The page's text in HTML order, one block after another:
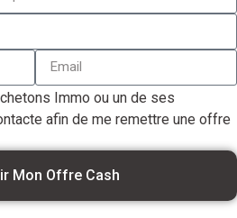
Immo ou un de ses
afin de me remettre une offre
Mon Offre Cash